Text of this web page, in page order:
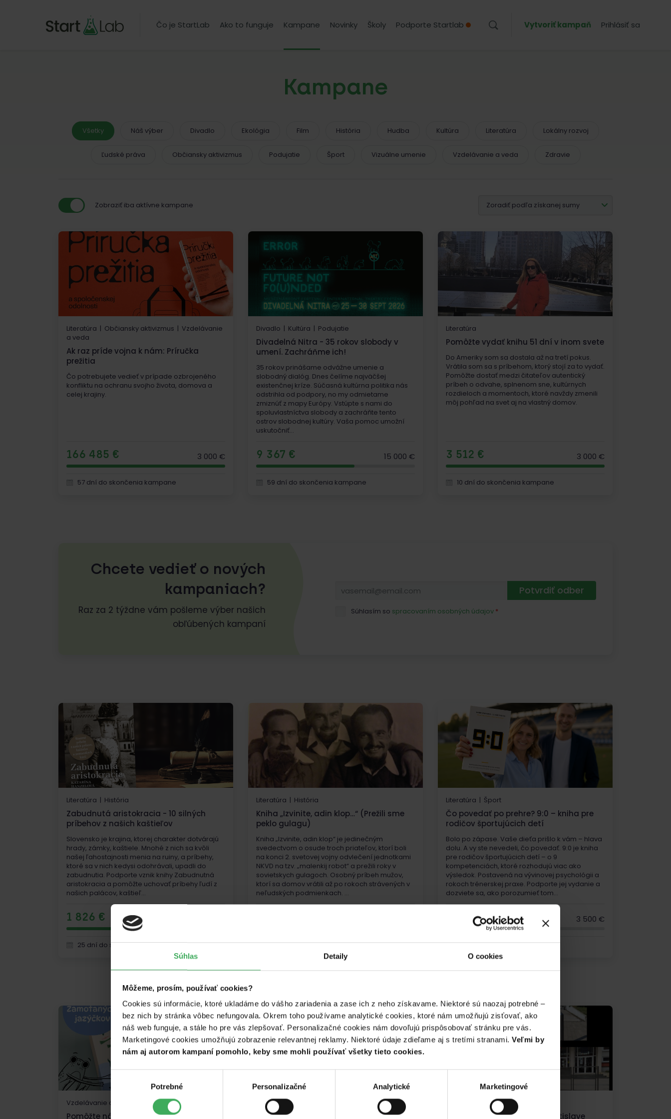
Súhlas Detaily O cookies
Môžeme, prosím, používať cookies?
Cookies sú informácie, ktoré ukladáme do vášho zariadenia a zase ich z neho získavame. Niektoré sú naozaj potrebné –
bez nich by stránka vôbec nefungovala. Okrem toho používame analytické cookies, ktoré nám umožňujú zisťovať, ako
náš web funguje, a stále ho pre vás zlepšovať. Personalizačné cookies nám dovoľujú prispôsobovať stránku pre vás.
Marketingové cookies umožňujú zobrazenie relevantnej reklamy. Niektoré údaje zdieľame aj s tretími stranami. Veľmi by
nám aj autorom kampaní pomohlo, keby sme mohli používať všetky tieto cookies.
Výber
súhlasu
Potrebné Personalizačné Analytické Marketingové
Čo je StartLab Ako to funguje Kampane Novinky Školy Podporte Startlab Vytvoriť kampaň Prihlásiť sa
Kampane
Všetky Náš výber Divadlo Ekológia Film História Hudba Kultúra Literatúra Lokálny rozvoj
Ľudské práva Občiansky aktivizmus Podujatie Šport Vizuálne umenie Vzdelávanie a veda Zdravie
Zobraziť iba aktívne kampane Zoradiť podľa získanej sumy
Literatúra | Občiansky aktivizmus | Vzdelávanie
a veda
Ak raz príde vojna k nám: Príručka
prežitia
Čo potrebujete vedieť v prípade ozbrojeného
konfliktu na ochranu svojho života, domova a
celej krajiny.
166 485 € 3 000 €
57 dní do skončenia kampane
Divadlo | Kultúra | Podujatie
Divadelná Nitra - 35 rokov slobody v
umení. Zachráňme ich!
35 rokov prinášame odvážne umenie a
slobodný dialóg. Dnes čelíme najväčšej
existenčnej kríze. Súčasná kultúrna politika nás
odstrihla od podpory, no my odmietame
zmiznúť z mapy Európy. Vstúpte s nami do
spoluvlastníctva slobody a zachráňte tento
ostrov slobodnej kultúry. Vaša pomoc umožní
uskutočniť...
9 367 € 15 000 €
59 dní do skončenia kampane
Literatúra
Pomôžte vydať knihu 51 dní v inom svete
Do Ameriky som sa dostala až na tretí pokus.
Vrátila som sa s príbehom, ktorý stojí za to vydať.
Pomôžte dostať medzi čitateľov autentický
príbeh o odvahe, splnenom sne, kultúrnych
rozdieloch a momentoch, ktoré navždy zmenili
môj pohľad na svet aj na vlastný domov.
3 512 € 3 000 €
10 dní do skončenia kampane
Chcete vedieť o nových
kampaniach?
Raz za 2 týždne vám pošleme výber našich
obľúbených kampaní
Potvrdiť odber
Súhlasím so spracovaním osobných údajov *
Literatúra | História
Zabudnutá aristokracia - 10 silných
príbehov z našich kaštieľov
Slovensko je krajina, ktorej charakter dotvárajú
hrady, zámky, kaštiele. Mnohé z nich sa kvôli
našej ľahostajnosti menia na ruiny, a príbehy,
ktoré sa v nich kedysi odohrávali, upadli do
zabudnutia. Podporte vznik knihy Zabudnutná
aristokracia a pomôžte uchovať príbehy ľudí z
našich palácov, kaštieľ...
1 826 €
25 dní do skončenia kampane
Literatúra | História
Kniha „Izvinite, adin klop…“ (Prežili sme
peklo gulagu)
Kniha „Izvinite, adin klop“ je jedinečným
svedectvom o osude troch priateľov, ktorí boli
na konci 2. svetovej vojny odvlečení jednotkami
NKVD na tzv. „malenkij robot“ a prežili roky v
sovietskych gulagoch. Osobný príbeh mužov,
ktorí sa domov vrátili až po rokoch strávených v
neľudských podmienkach. ...
1 deň do skončenia kampane
Literatúra | Šport
Čo povedať po prehre? 9:0 – kniha pre
rodičov športujúcich detí
Bolo po zápase. Vaše dieťa prišlo k vám – hlava
dolu. A vy ste nevedeli, čo povedať. 9:0 je kniha
pre rodičov športujúcich detí – o 9
kompetenciách, ktoré rozhodujú viac ako
výsledok. Postavená na vývinovej psychológii a
rokoch trénerskej praxe. Podporte jej vydanie a
dozviete sa, ako porozumieť tom...
1 397 € 3 500 €
24 dní do skončenia kampane
Vzdelávanie a veda | Zdravie
Pomôžte nám vyrobiť logopedickú hru
Literatúra
Alicine Vianoce - Keď sa z príbehov
Vzdelávanie a veda
Model slnečnej sústavy v Bratislave